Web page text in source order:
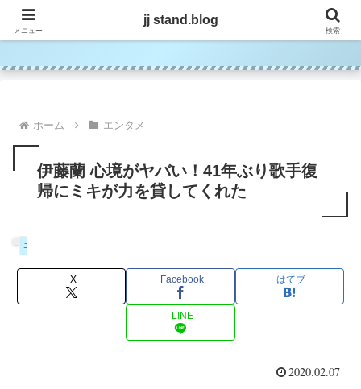
jj stand.blog
ホーム エンタメ
伊藤蘭 心境がヤバい！41年ぶり歌手復
帰にミキが力を貸してくれた
エンタメ
X Facebook はてブ
LINE
2020.02.07
メニュー
jj stand.blog
検索